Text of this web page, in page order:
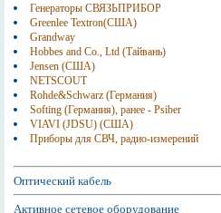
Генераторы СВЯЗЬПРИБОР
Greenlee Textron(США)
Grandway
Hobbes and Co., Ltd (Тайвань)
Jensen (США)
NETSCOUT
Rohde&Schwarz (Германия)
Softing (Германия), ранее - Psiber
VIAVI (JDSU) (США)
Приборы для СВЧ, радио-измерений
Оптический кабель
Активное сетевое оборудование